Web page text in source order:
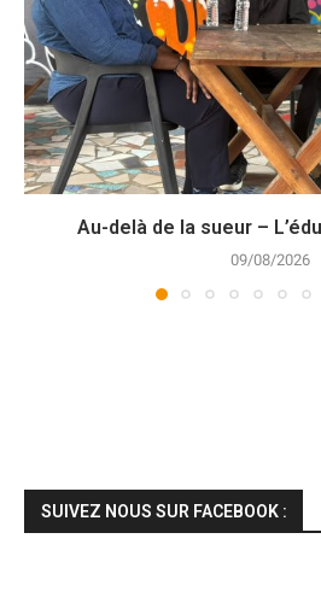
Au-delà de la sueur –
09/08/2026
SUIVEZ NOUS SUR FACEBOOK :